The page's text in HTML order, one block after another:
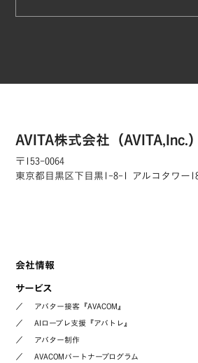
AVITA株式会社（AVITA,Inc.）
〒153-0064
東京都目黒区下目黒1-8-1 アルコタワー
会社情報
サービス
／
アバター接客『AVACOM』
／
AIロープレ支援『アバトレ』
／
アバター制作
／
AVACOMパートナープログラム